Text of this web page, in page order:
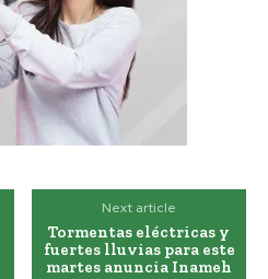
Next article
Tormentas eléctricas y
fuertes lluvias para este
martes anuncia Inameh